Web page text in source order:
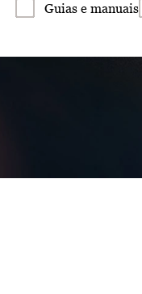
Guias e manuais